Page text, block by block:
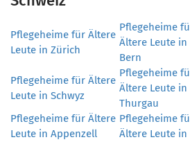
Pflegeheime für Ältere
Leute in Zürich
Pflegeheime
Ältere Leute in
Bern
Pflegeheime für Ältere
Leute in Schwyz
Pflegeheime
Ältere Leute in
Thurgau
Pflegeheime für Ältere
Leute in Appenzell
Pflegeheime
Ältere Leute in